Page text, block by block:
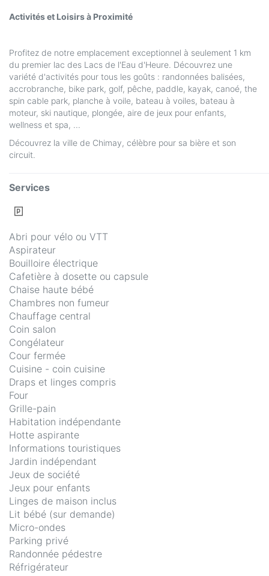
Activités et Loisirs à Proximité
Profitez de notre emplacement exceptionnel à seulement 1 km
du premier lac des Lacs de l'Eau d'Heure. Découvrez une
variété d'activités pour tous les goûts : randonnées balisées,
accrobranche, bike park, golf, pêche, paddle, kayak, canoé, the
spin cable park, planche à voile, bateau à voiles, bateau à
moteur, ski nautique, plongée, aire de jeux pour enfants,
wellness et spa, ...
Découvrez la ville de Chimay, célèbre pour sa bière et son
circuit.
Services
Abri pour vélo ou VTT
Aspirateur
Bouilloire électrique
Cafetière à dosette ou capsule
Chaise haute bébé
Chambres non fumeur
Chauffage central
Coin salon
Congélateur
Cour fermée
Cuisine - coin cuisine
Draps et linges compris
Four
Grille-pain
Habitation indépendante
Hotte aspirante
Informations touristiques
Jardin indépendant
Jeux de société
Jeux pour enfants
Linges de maison inclus
Lit bébé (sur demande)
Micro-ondes
Parking privé
Randonnée pédestre
Réfrigérateur